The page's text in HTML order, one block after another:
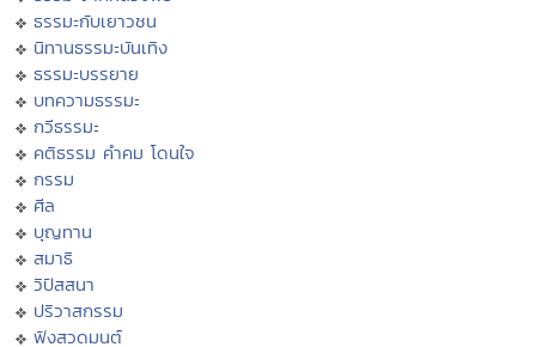
ธรรมะกับเยาวชน
นิทานธรรมะบันเทิง
ธรรมะบรรยาย
บทความธรรมะ
กวีธรรมะ
คติธรรม คำคม โดนใจ
กรรม
ศีล
บุญทาน
สมาธิ
วิปัสสนา
ปริวาสกรรม
ฟังสวดมนต์